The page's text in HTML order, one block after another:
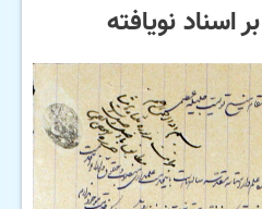
اسناد نویافته